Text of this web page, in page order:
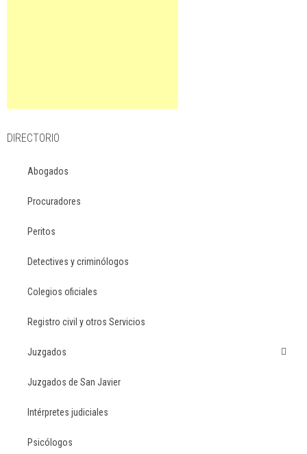
DIRECTORIO
Abogados
Procuradores
Peritos
Detectives y criminólogos
Colegios oficiales
Registro civil y otros Servicios
Juzgados
Juzgados de San Javier
Intérpretes judiciales
Psicólogos